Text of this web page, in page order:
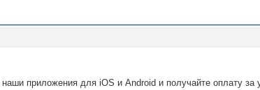
приложения для iOS и Android и получайте оплату за